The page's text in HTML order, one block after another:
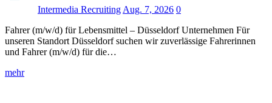
Intermedia Recruiting Aug. 7, 2026 0
Fahrer (m/w/d) für Lebensmittel – Düsseldorf Unternehmen Für
unseren Standort Düsseldorf suchen wir zuverlässige Fahrerinnen
und Fahrer (m/w/d) für die…
mehr